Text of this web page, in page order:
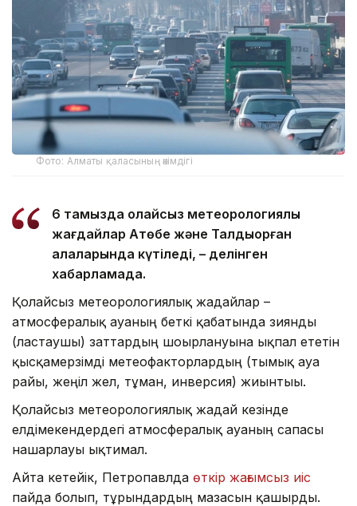
Фото: Алматы қаласының әкімдігі
6 тамызда қолайсыз метеорологиялық
жағдайлар Ақтөбе және Талдықорған
қалаларында күтіледі, – делінген
хабарламада.
Қолайсыз метеорологиялық жағдайлар –
атмосфералық ауаның беткі қабатында зиянды
(ластаушы) заттардың шоғырлануына ықпал ететін
қысқамерзімді метеофакторлардың (тымық ауа
райы, жеңіл жел, тұман, инверсия) жиынтығы.
Қолайсыз метеорологиялық жағдай кезінде
елдімекендердегі атмосфералық ауаның сапасы
нашарлауы ықтимал.
Айта кетейік, Петропавлда өткір жағымсыз иіс
пайда болып, тұрғындардың мазасын қашырды.